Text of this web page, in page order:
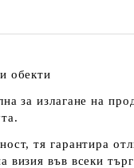
обекти
за излагане на
тя гарантира
визия във всеки